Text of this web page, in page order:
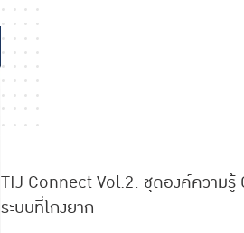
TIJ Connect Vol.2: ชุดองค์ความรู้
ระบบที่โกงยาก
สรุปรายงานผลการสำรวจความคิดเ
พาณิชย์
แนวโน้มสถานการณ์เรือนจำโลก ปี
TIJ Connect Vol.1: ชุดองค์ความรู้
สร้างระบบที่โกงยาก